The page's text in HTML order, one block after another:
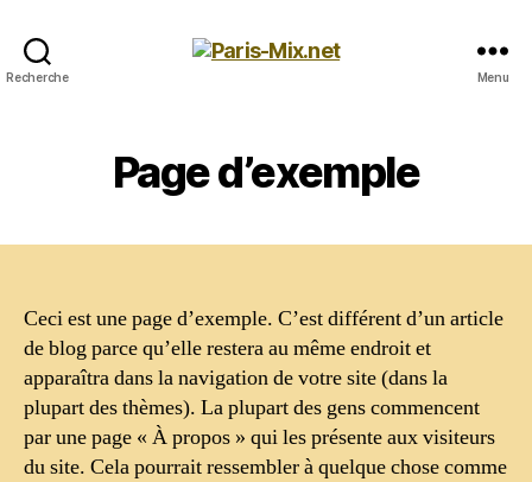
Recherche Menu
Page d’exemple
Ceci est une page d’exemple. C’est différent d’un article
de blog parce qu’elle restera au même endroit et
apparaîtra dans la navigation de votre site (dans la
plupart des thèmes). La plupart des gens commencent
par une page « À propos » qui les présente aux visiteurs
du site. Cela pourrait ressembler à quelque chose comme